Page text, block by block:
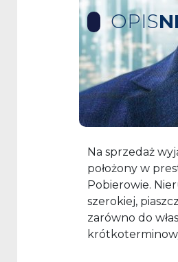
OPIS
Na sprzedaż
Pobierowo,
Apartament
Na sprzedaż
położony w
Pobierowie.
szerokiej,
zarówno do